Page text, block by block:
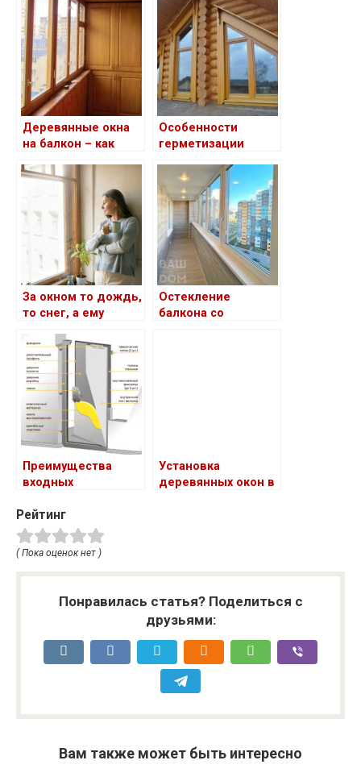
Деревянные окна
на балкон – как
сохранить
долговечность.
Пошаговая
инструкция
Особенности
герметизации
деревянного дома
За окном то дождь,
то снег, а ему
герметик для
деревянных окон
Остекление
балкона со
Преимущества
входных
дверей
Установка
деревянных окон в
Рейтинг
( Пока оценок нет )
Понравилась статья? Поделиться с
друзьями:
Вам также может быть интересно